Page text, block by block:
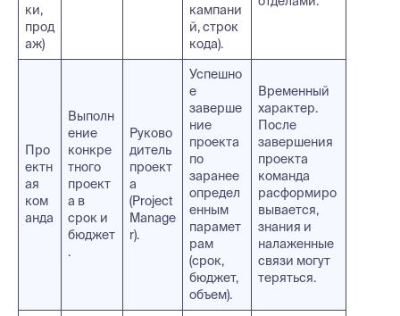
ки,
прод
аж)
кампани
й, строк
кода).
Про
ектн
ая
ком
анда
Выполн
ение
конкре
тного
проект
а в
срок и
бюджет
.
Руково
дитель
проект
а
(Project
Manage
r).
Успешно
е
заверше
ние
проекта
по
заранее
определ
енным
парамет
рам
(срок,
бюджет,
объем).
Временный
характер.
После
завершения
проекта
команда
расформиро
вывается,
знания и
налаженные
связи могут
теряться.